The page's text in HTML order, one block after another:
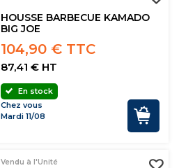
HOUSSE BARBECUE KAMADO
BIG JOE
104,90 € TTC
87,41 € HT
En stock
Chez vous
Mardi 11/08
Vendu à l'Unité